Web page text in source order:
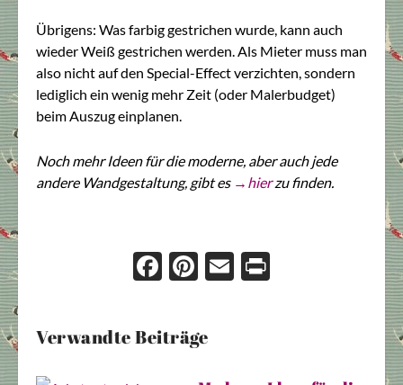
Übrigens: Was farbig gestrichen wurde, kann auch
wieder Weiß gestrichen werden. Als Mieter muss man
also nicht auf den Special-Effect verzichten, sondern
lediglich ein wenig mehr Zeit (oder Malerbudget)
beim Auszug einplanen.
Noch mehr Ideen für die moderne, aber auch jede
andere Wandgestaltung, gibt es →hierzu finden.
Face
Pint
Ema
Verwandte Beiträge